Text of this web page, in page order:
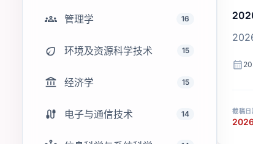
groups 管理学 16
eco 环境及资源科学技术 15
account_balance 经济学 15
cable 电子与通信技术 14
calendar_month
截稿日